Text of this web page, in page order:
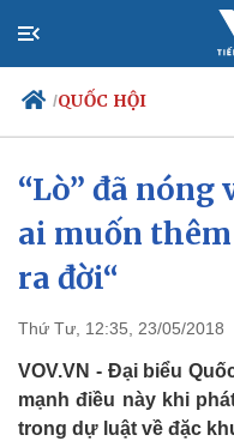
/QUỐC HỘI
Chính trị
Tổ chức nhân sự
Nhận diện sự thật
“Lò” đã
ai muốn
ra đời“
Thứ Tư, 12:35, 23/05/2018
VOV.VN - Đại biểu
mạnh điều này khi
trong dự luật về đặc